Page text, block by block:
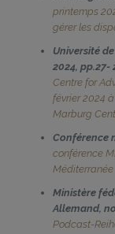
printemps
gérer les
Université
2024, pp.27-
Centre for
février 2024
Marburg
Conférence
conférence
Méditerranée
Ministère
Allemand,
Podcast-